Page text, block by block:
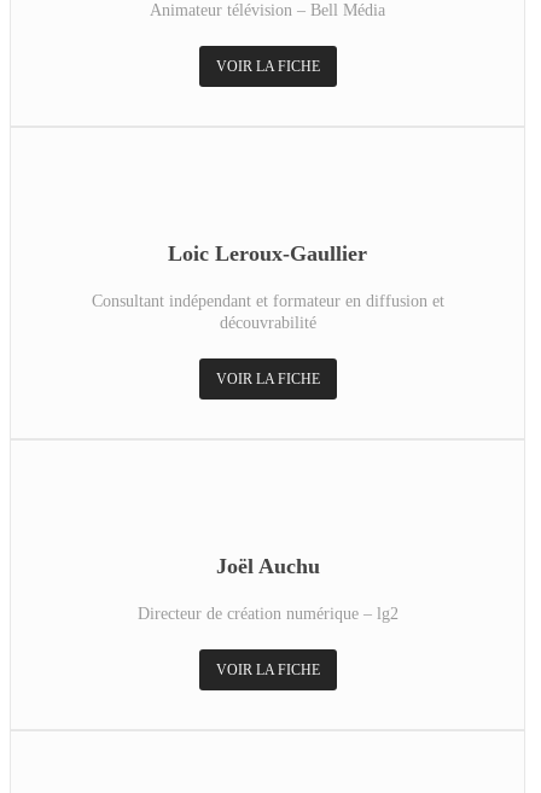
Animateur télévision – Bell Média
VOIR LA FICHE
Loic Leroux-Gaullier
Consultant indépendant et formateur en diffusion et
découvrabilité
VOIR LA FICHE
Joël Auchu
Directeur de création numérique – lg2
VOIR LA FICHE